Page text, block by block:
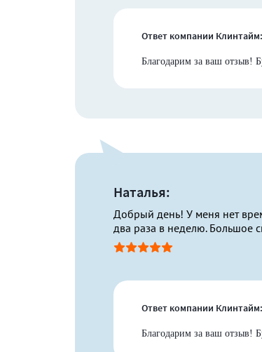
Ответ компании Клинтайм:
Благодарим за ваш отзыв!
Наталья:
Добрый день! У меня нет
два раза в неделю. Большое
Ответ компании Клинтайм:
Благодарим за ваш отзыв!